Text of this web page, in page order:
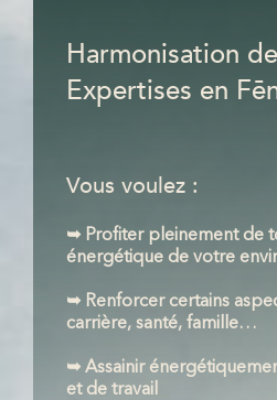
Harmonisation
Expertises en
Vous voulez :
➥ Profiter pleinement de
énergétique de votre
➥ Renforcer certains
carrière, santé, famille…
➥ Assainir
et de travail